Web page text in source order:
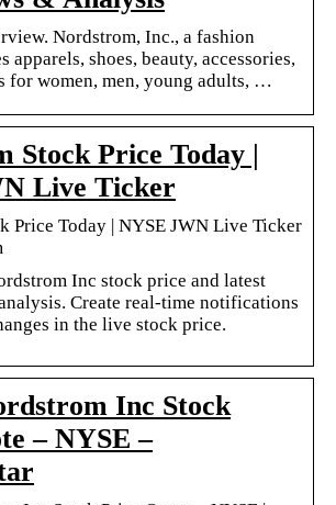
Nordstrom, Inc., a fashion
apparels, shoes, beauty, accessories,
for women, men, young adults, …
Stock Price Today |
Live Ticker
Price Today | NYSE JWN Live Ticker
Inc stock price and latest
Create real-time notifications
in the live stock price.
Inc Stock
– NYSE –